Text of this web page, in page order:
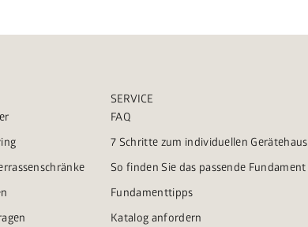
SERVICE
FAQ
7 Schritte zum individuellen Gerätehaus
So finden Sie das passende Fundament
Fundamenttipps
Katalog anfordern